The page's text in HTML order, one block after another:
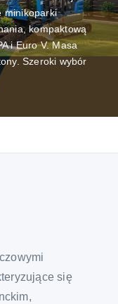
minikoparki
kompaktową
i Euro V. Masa
Szeroki wybór
się